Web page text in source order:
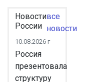
Новости
России
все
новости
10.08.2026 г
Россия
презентовала
структуру